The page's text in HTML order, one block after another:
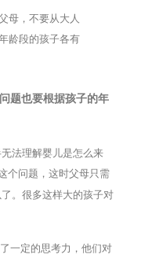
母，不要从大人
龄段的孩子各有
题也要根据孩子的年
无法理解婴儿是怎么来
个问题，这时父母只需
了。很多这样大的孩子对
了一定的思考力，他们对